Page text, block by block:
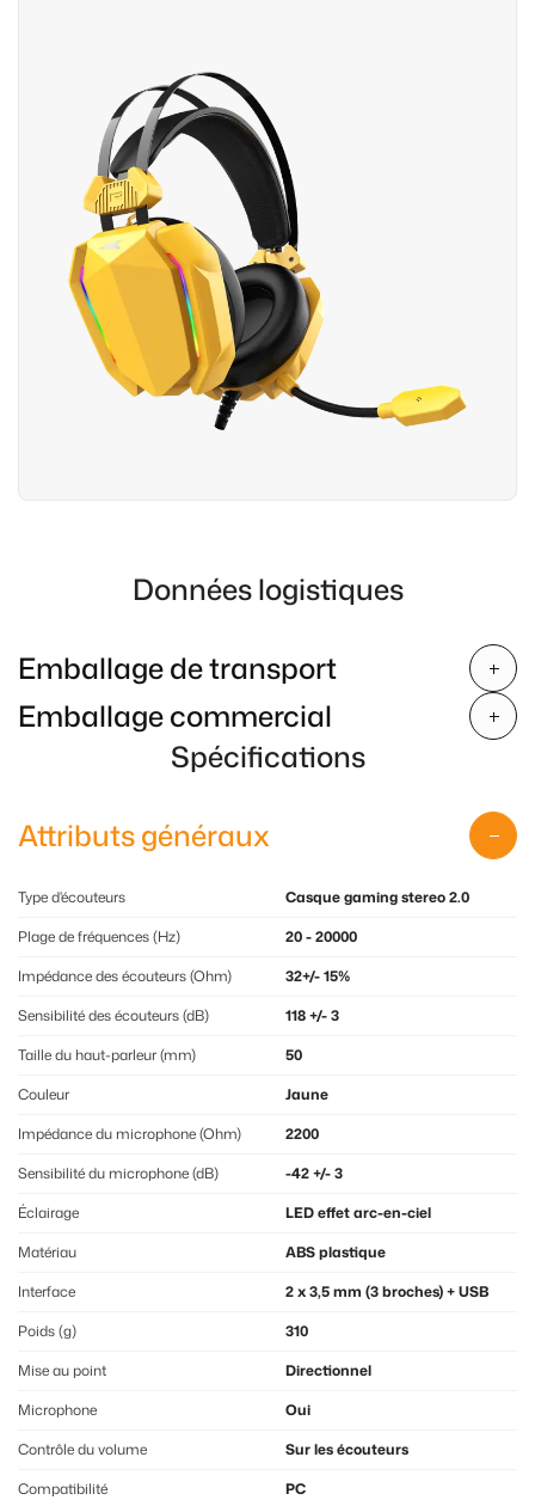
Données logistiques
Emballage de transport
Emballage commercial
Spécifications
Attributs généraux
Type d'écouteurs
Casque gaming stereo 2.0
Plage de fréquences (Hz)
20 - 20000
Impédance des écouteurs (Ohm)
32+/- 15%
Sensibilité des écouteurs (dB)
118 +/- 3
Taille du haut-parleur (mm)
50
Couleur
Jaune
Impédance du microphone (Ohm)
2200
Sensibilité du microphone (dB)
-42 +/- 3
Éclairage
LED effet arc-en-ciel
Matériau
ABS plastique
Interface
2 x 3,5 mm (3 broches) + USB
Poids (g)
310
Mise au point
Directionnel
Microphone
Oui
Contrôle du volume
Sur les écouteurs
Compatibilité
PC